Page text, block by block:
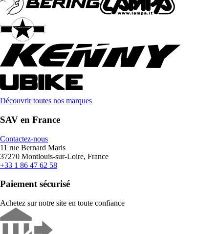
Découvrir toutes nos marques
SAV en France
Contactez-nous
11 rue Bernard Maris
37270 Montlouis-sur-Loire, France
+33 1 86 47 62 58
Paiement sécurisé
Achetez sur notre site en toute confiance